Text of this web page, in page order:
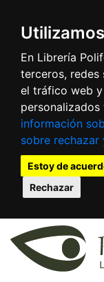
En Librería
terceros, redes
el tráfico web
personalizados
información
sobre
Estoy de
Rechazar